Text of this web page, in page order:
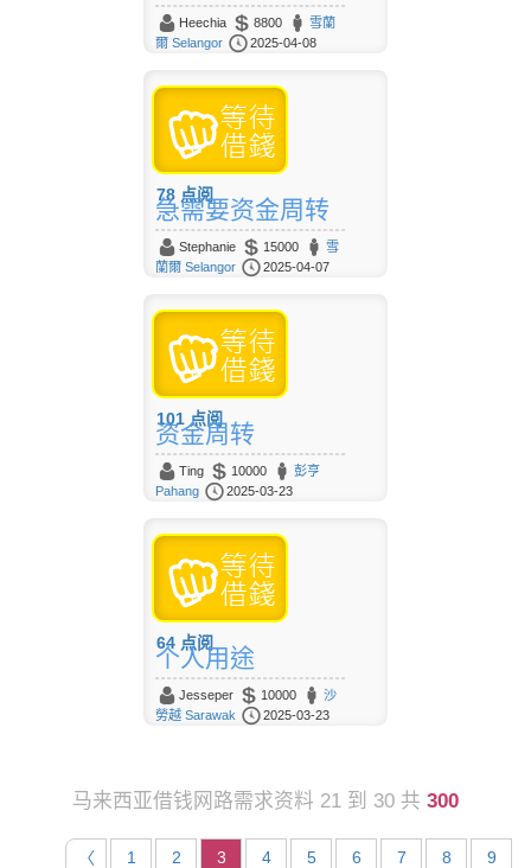
Heechia 8800
雪蘭
爾 Selangor
2025-04-08
78 点阅
急需要资金周转
Stephanie 15000
雪
蘭爾 Selangor
2025-04-07
101 点阅
资金周转
Ting 10000
彭亨
Pahang
2025-03-23
64 点阅
个人用途
Jesseper 10000
沙
勞越 Sarawak
2025-03-23
马来西亚借钱网路需求资料 21 到 30 共 300
〈 1 2 3 4 5 6 7 8
9